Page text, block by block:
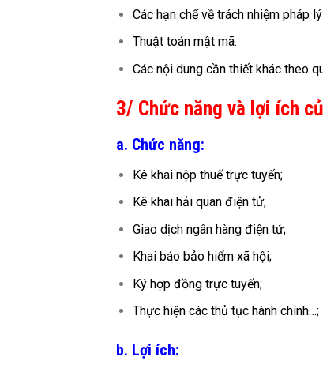
Các hạn chế về trách nhiệm pháp
Thuật toán mật mã.
Các nội dung cần thiết khác theo
3/ Chức năng và lợi ích
a. Chức năng:
Kê khai nộp thuế trực tuyến;
Kê khai hải quan điện tử;
Giao dịch ngân hàng điện tử;
Khai báo bảo hiểm xã hội;
Ký hợp đồng trực tuyến;
Thực hiện các thủ tục hành chính…;
b. Lợi ích: